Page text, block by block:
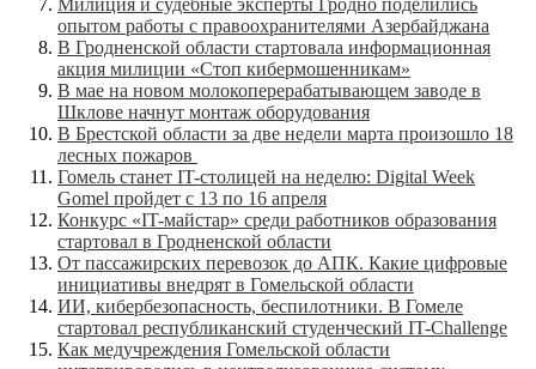
опытом работы с правоохранителями Азербайджана
В Гродненской области стартовала информационная
акция милиции «Стоп кибермошенникам»
В мае на новом молокоперерабатывающем заводе в
Шклове начнут монтаж оборудования
В Брестской области за две недели марта произошло 18
лесных пожаров
Гомель станет IT-столицей на неделю: Digital Week
Gomel пройдет с 13 по 16 апреля
Конкурс «IT-майстар» среди работников образования
стартовал в Гродненской области
От пассажирских перевозок до АПК. Какие цифровые
инициативы внедрят в Гомельской области
ИИ, кибербезопасность, беспилотники. В Гомеле
стартовал республиканский студенческий IT-Challenge
Как медучреждения Гомельской области